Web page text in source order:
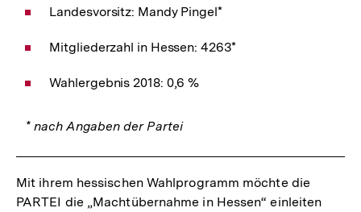
Landesvorsitz: Mandy Pingel*
Mitgliederzahl in Hessen: 4263*
Wahlergebnis 2018: 0,6 %
* nach Angaben der Partei
Mit ihrem hessischen Wahlprogramm möchte die
PARTEI die „Machtübernahme in Hessen“ einleiten